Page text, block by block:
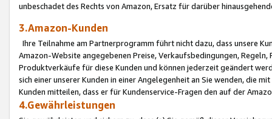
unbeschadet des Rechts von Amazon, Ersatz für darüber
3.Amazon-Kunden
Ihre Teilnahme am Partnerprogramm führt nicht dazu, dass unsere
Amazon-Website angegebenen Preise, Verkaufsbedingungen,
Produktverkäufe für diese Kunden und können jederzeit geändert
sich einer unserer Kunden in einer Angelegenheit an Sie wenden, die
Kunden mitteilen, dass er für Kundenservice-Fragen den auf der
4.Gewährleistungen